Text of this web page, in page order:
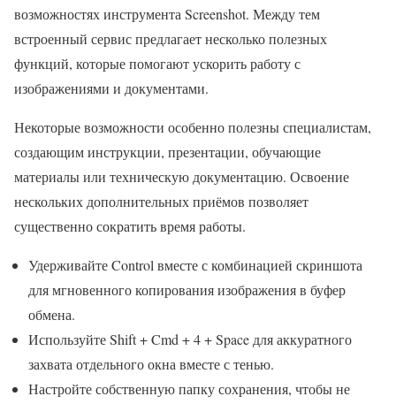
возможностях инструмента Screenshot. Между тем
встроенный сервис предлагает несколько полезных
функций, которые помогают ускорить работу с
изображениями и документами.
Некоторые возможности особенно полезны специалистам,
создающим инструкции, презентации, обучающие
материалы или техническую документацию. Освоение
нескольких дополнительных приёмов позволяет
существенно сократить время работы.
Удерживайте Control вместе с комбинацией скриншота
для мгновенного копирования изображения в буфер
обмена.
Используйте Shift + Cmd + 4 + Space для аккуратного
захвата отдельного окна вместе с тенью.
Настройте собственную папку сохранения, чтобы не